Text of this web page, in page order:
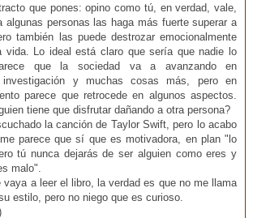
que pones: opino como tú, en verdad, vale,
algunas personas las haga más fuerte superar a
también las puede destrozar emocionalmente
vida. Lo ideal está claro que sería que nadie lo
que la sociedad va a avanzando en
investigación y muchas cosas más, pero en
parece que retrocede en algunos aspectos.
tiene que disfrutar dañando a otra persona?
la canción de Taylor Swift, pero lo acabo
parece que sí que es motivadora, en plan "lo
tú nunca dejarás de ser alguien como eres y
malo".
vaya a leer el libro, la verdad es que no me llama
estilo, pero no niego que es curioso.